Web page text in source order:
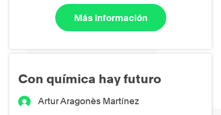
Más información
Con química hay futuro
Artur Aragonès Martínez